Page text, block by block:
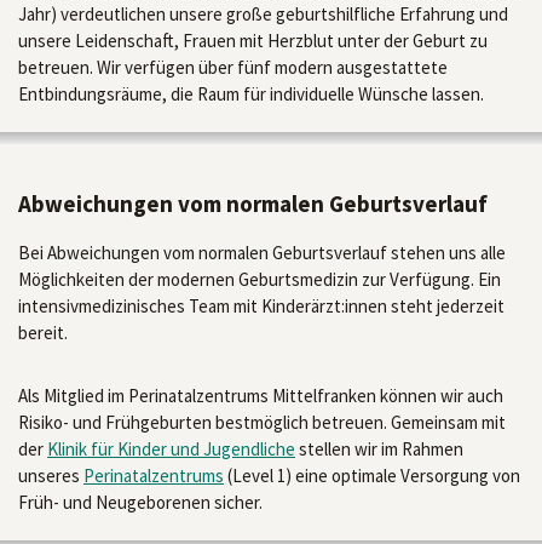
Jahr) verdeutlichen unsere große geburtshilfliche Erfahrung und
unsere Leidenschaft, Frauen mit Herzblut unter der Geburt zu
betreuen. Wir verfügen über fünf modern ausgestattete
Entbindungsräume, die Raum für individuelle Wünsche lassen.
Abweichungen vom normalen Geburtsverlauf
Bei Abweichungen vom normalen Geburtsverlauf stehen uns alle
Möglichkeiten der modernen Geburtsmedizin zur Verfügung. Ein
intensivmedizinisches Team mit Kinderärzt:innen steht jederzeit
bereit.
Als Mitglied im Perinatalzentrums Mittelfranken können wir auch
Risiko- und Frühgeburten bestmöglich betreuen. Gemeinsam mit
der Klinik für Kinder und Jugendliche stellen wir im Rahmen
unseres Perinatalzentrums (Level 1) eine optimale Versorgung von
Früh- und Neugeborenen sicher.